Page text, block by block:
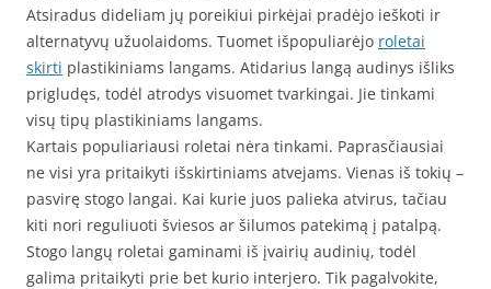
Atsiradus dideliam jų poreikiui pirkėjai pradėjo ieškoti ir
alternatyvų užuolaidoms. Tuomet išpopuliarėjo roletai
skirti plastikiniams langams. Atidarius langą audinys išliks
prigludęs, todėl atrodys visuomet tvarkingai. Jie tinkami
visų tipų plastikiniams langams.
Kartais populiariausi roletai nėra tinkami. Paprasčiausiai
ne visi yra pritaikyti išskirtiniams atvejams. Vienas iš tokių –
pasvirę stogo langai. Kai kurie juos palieka atvirus, tačiau
kiti nori reguliuoti šviesos ar šilumos patekimą į patalpą.
Stogo langų roletai gaminami iš įvairių audinių, todėl
galima pritaikyti prie bet kurio interjero. Tik pagalvokite,